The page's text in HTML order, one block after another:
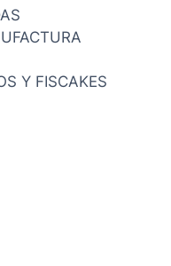
Y FISCAKES